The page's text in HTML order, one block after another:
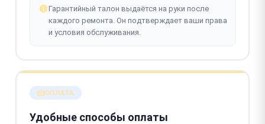
Гарантийный талон выдаётся на руки после
каждого ремонта. Он подтверждает ваши права
и условия обслуживания.
ОПЛАТА
Удобные способы оплаты